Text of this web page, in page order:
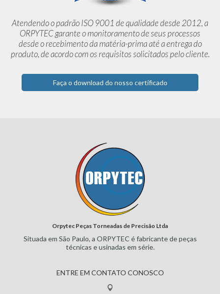
Atendendo o padrão ISO 9001 de qualidade desde 2012,a
ORPYTEC garante o monitoramento de seus processos
desde orecebimento da matéria-prima até a entrega do
produto, de acordocom os requisitos solicitados pelo cliente.
Faça o download do nosso certificado
Orpytec Peças Torneadas de Precisão Ltda
Situada em São Paulo, a ORPYTEC é fabricante de peças
técnicas eusinadas em série.
ENTRE EM CONTATO CONOSCO